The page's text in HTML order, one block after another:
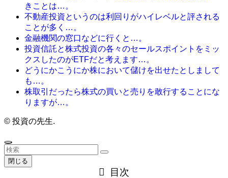
きことは…。
不動産投資というのは利回りがハイレベルと評される
ことが多く…。
金融機関の窓口などに行くと…。
投資信託と株式投資の各々のセールスポイントをミッ
クスしたのがETFだと考えます…。
どうにかこうにか株において儲けを出せたとしまして
も…。
株取引だったら株式の買いと売りを敢行することにな
りますが…。
© 投資の先生.
閉じる
目次